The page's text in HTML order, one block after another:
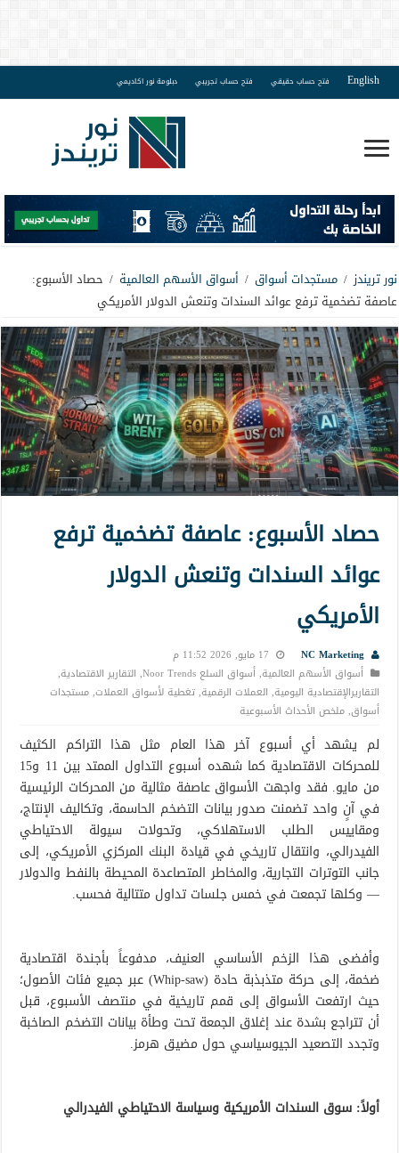
English فتح حساب حقيقي فتح حساب تجريبي دبلومة نور اكاديمي
نور تريندز / مستجدات أسواق / أسواق الأسهم العالمية / حصاد الأسبوع:
عاصفة تضخمية ترفع عوائد السندات وتنعش الدولار الأمريكي
حصاد الأسبوع: عاصفة تضخمية ترفع
عوائد السندات وتنعش الدولار
الأمريكي
NC Marketing
17 مايو, 2026 11:52 م
أسواق الأسهم العالمية,أسواق السلع Noor Trends , التقارير الاقتصادية,
التقاريرالإقتصادية اليومية, العملات الرقمية,تغطية لأسواق العملات,مستجدات
أسواق,ملخص الأحداث الأسبوعية
لم يشهد أي أسبوع آخر هذا العام مثل هذا التراكم الكثيف
للمحركات الاقتصادية كما شهده أسبوع التداول الممتد بين 11 و15
من مايو. فقد واجهت الأسواق عاصفة مثالية من المحركات الرئيسية
في آنٍ واحد تضمنت صدور بيانات التضخم الحاسمة، وتكاليف الإنتاج،
ومقاييس الطلب الاستهلاكي، وتحولات سيولة الاحتياطي
الفيدرالي، وانتقال تاريخي في قيادة البنك المركزي الأمريكي، إلى
جانب التوترات التجارية، والمخاطر المتصاعدة المحيطة بالنفط والدولار
— وكلها تجمعت في خمس جلسات تداول متتالية فحسب.
وأفضى هذا الزخم الأساسي العنيف، مدفوعاً بأجندة اقتصادية
ضخمة، إلى حركة متذبذبة حادة (Whip-saw) عبر جميع فئات الأصول؛
حيث ارتفعت الأسواق إلى قمم تاريخية في منتصف الأسبوع، قبل
أن تتراجع بشدة عند إغلاق الجمعة تحت وطأة بيانات التضخم الصاخبة
وتجدد التصعيد الجيوسياسي حول مضيق هرمز.
أولاً: سوق السندات الأمريكية وسياسة الاحتياطي الفيدرالي